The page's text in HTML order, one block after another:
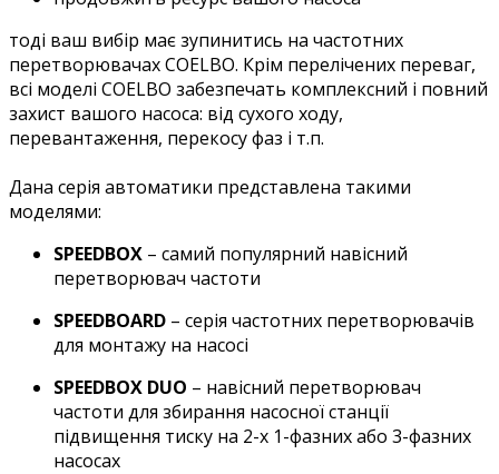
тоді ваш вибір має зупинитись на частотних
перетворювачах COELBO. Крім перелічених переваг,
всі моделі COELBO забезпечать комплексний і повний
захист вашого насоса: від сухого ходу,
перевантаження, перекосу фаз і т.п.
Дана серія автоматики представлена такими
моделями:
SPEEDBOX – самий популярний навісний
перетворювач частоти
SPEEDBOARD – серія частотних перетворювачів
для монтажу на насосі
SPEEDBOX DUO – навісний перетворювач
частоти для збирання насосної станції
підвищення тиску на 2-х 1-фазних або 3-фазних
насосах